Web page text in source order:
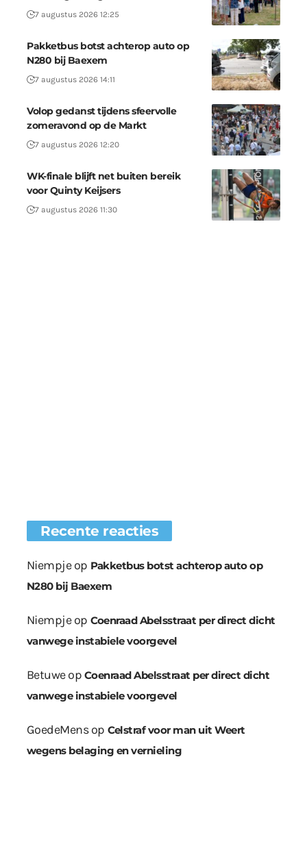
7 augustus 2026 12:25
Pakketbus botst achterop auto op
N280 bij Baexem
7 augustus 2026 14:11
Volop gedanst tijdens sfeervolle
zomeravond op de Markt
7 augustus 2026 12:20
WK-finale blijft net buiten bereik
voor Quinty Keijsers
7 augustus 2026 11:30
Recente reacties
Niempjeop Pakketbus botst achterop auto op
N280 bij Baexem
Niempjeop Coenraad Abelsstraat per direct dicht
vanwege instabiele voorgevel
Betuweop Coenraad Abelsstraat per direct dicht
vanwege instabiele voorgevel
GoedeMensop Celstraf voor man uit Weert
wegens belaging en vernieling